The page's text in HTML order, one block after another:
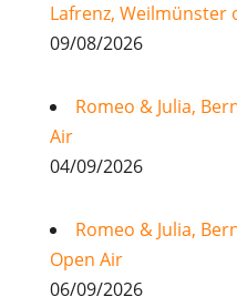
Lafrenz, Weilmünster
09/08/2026
Romeo & Julia,
Air
04/09/2026
Romeo & Julia,
Open Air
06/09/2026